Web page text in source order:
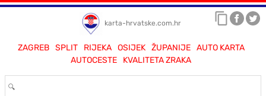
karta-hrvatske.com.hr
ZAGREB SPLIT RIJEKA OSIJEK ŽUPANIJE
AUTO KARTA
AUTOCESTE
KVALITETA ZRAKA